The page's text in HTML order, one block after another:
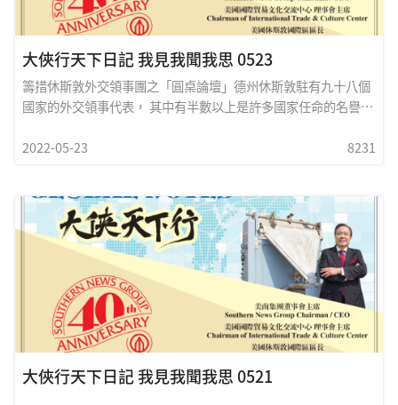
大俠行天下日記 我見我聞我思 0523
籌措休斯敦外交領事團之「圓桌論壇」德州休斯敦駐有九十八個
國家的外交領事代表， 其中有半數以上是許多國家任命的名譽總
任。上週五我們應邀參加了由大休斯敦商會主辦的德州休斯敦大
會上首先感謝各國總領事在促進和大休斯敦文化経貿之巨大貢
獻， 其中進出口名列前茅的國家包括中國大陸、 墨西哥 、巴西
、韓國 、印度、荷蘭、 德國、 日本 、英國、 哥倫比亞、意大
利、 新加坡、 台灣等， 其中亞洲以百分之三十五佔全球第一名
，其次是歐洲及中南美洲 ，非洲只佔百分
2022-05-23 8231
大俠行天下日記 我見我聞我思 0521